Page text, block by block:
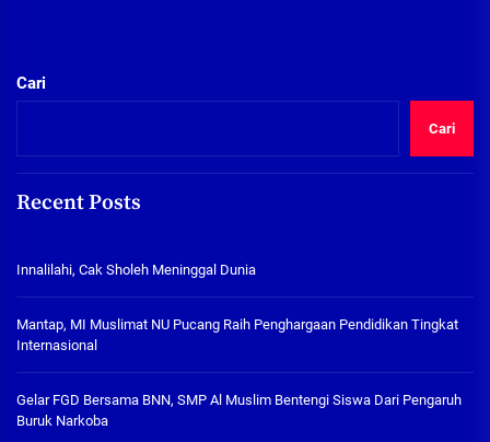
Cari
Cari
Recent Posts
Innalilahi, Cak Sholeh Meninggal Dunia
Mantap, MI Muslimat NU Pucang Raih Penghargaan Pendidikan Tingkat
Internasional
Gelar FGD Bersama BNN, SMP Al Muslim Bentengi Siswa Dari Pengaruh
Buruk Narkoba